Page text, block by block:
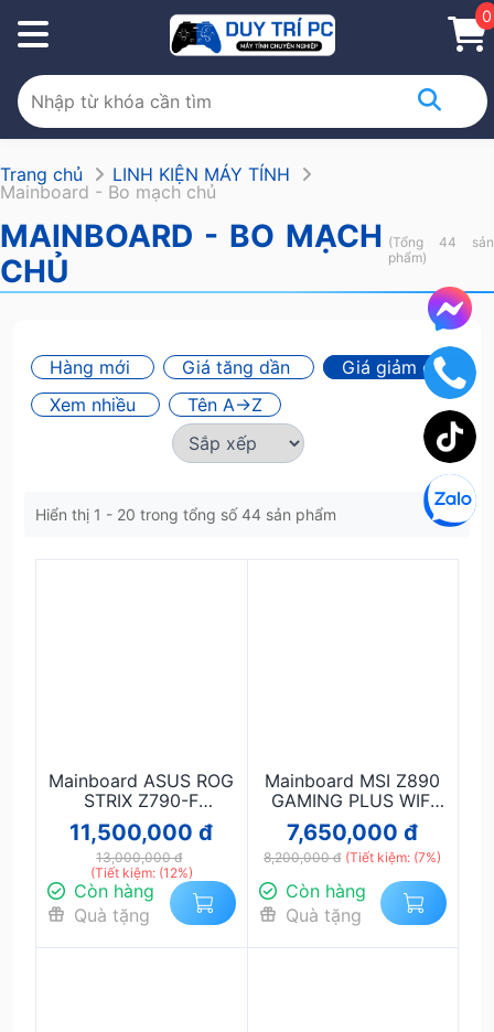
0
Trang chủ
LINH KIỆN MÁY TÍNH
Mainboard - Bo mạch chủ
MAINBOARD - BO MẠCH
CHỦ
(Tổng 44 sản
phẩm)
Hàng mới Giá tăng dần
Giá giảm dần
Xem nhiều
Tên A->Z
Hiển thị 1 - 20 trong tổng số 44 sản phẩm
Mainboard ASUS ROG
STRIX Z790-F
GAMING WIFI DDR5 –
Hiệu năng đỉnh cao,
WiFi 6E, hỗ trợ Intel
Gen 12–14
11,500,000 đ
13,000,000 đ
(Tiết kiệm: (12%)
Còn hàng
Quà tặng
Mainboard MSI Z890
GAMING PLUS WIFI
DDR5 – Gaming mạnh
mẽ, hỗ trợ Intel Gen
14/15, PCIe 5.0, WiFi 7,
Thunderbolt 4
7,650,000 đ
8,200,000 đ (Tiết kiệm: (7%)
Còn hàng
Quà tặng